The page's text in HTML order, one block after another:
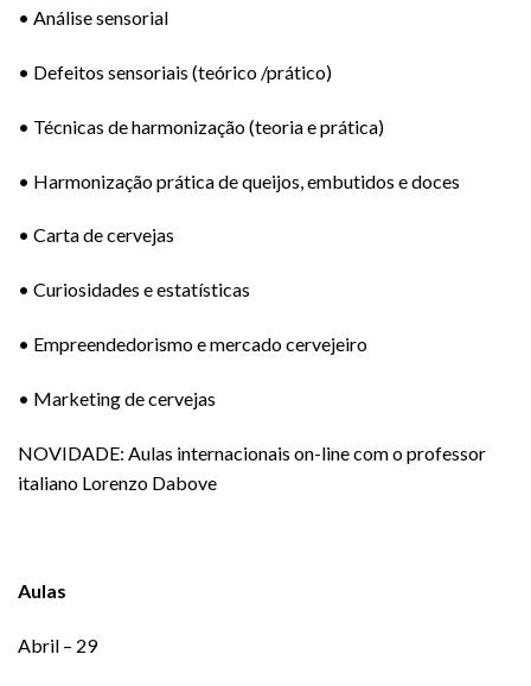
• Análise sensorial
• Defeitos sensoriais (teórico /prático)
• Técnicas de harmonização (teoria e prática)
• Harmonização prática de queijos, embutidos e doces
• Carta de cervejas
• Curiosidades e estatísticas
• Empreendedorismo e mercado cervejeiro
• Marketing de cervejas
NOVIDADE: Aulas internacionais on-line com o professor
italiano Lorenzo Dabove
Aulas
Abril – 29